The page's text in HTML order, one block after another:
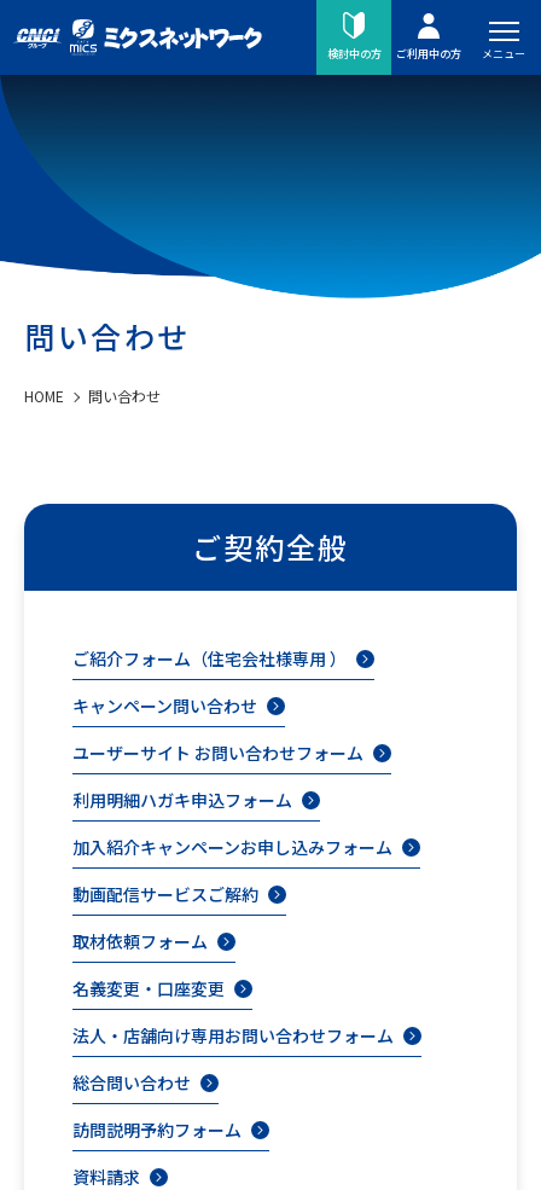
検討中の方 ご利用中の方 メニュー
問い合わせ
HOME 問い合わせ
ご契約全般
ご紹介フォーム（住宅会社様専用 ）
キャンペーン問い合わせ
ユーザーサイト お問い合わせフォーム
利用明細ハガキ申込フォーム
加入紹介キャンペーンお申し込みフォーム
動画配信サービスご解約
取材依頼フォーム
名義変更・口座変更
法人・店舗向け専用お問い合わせフォーム
総合問い合わせ
訪問説明予約フォーム
資料請求